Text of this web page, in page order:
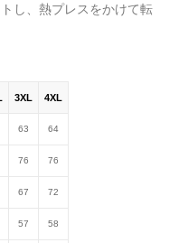
し、熱プレスをかけて転
3XL 4XL
63 64
76 76
67 72
57 58